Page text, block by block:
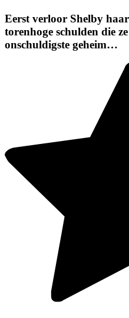
Eerst verloor Shelby
torenhoge schulden die
onschuldigste geheim…